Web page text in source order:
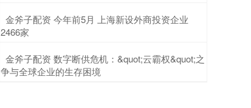
​金斧子配资 今年前5月 上海新设外商投资企业
2466家
​金斧子配资 数字断供危机：&quot;云霸权&quot;之
争与全球企业的生存困境